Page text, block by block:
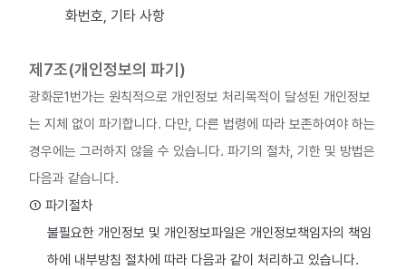
화번호, 기타 사항
제7조(개인정보의 파기)
광화문1번가는 원칙적으로 개인정보 처리목적이 달성된 개인정보
는 지체 없이 파기합니다. 다만, 다른 법령에 따라 보존하여야 하는
경우에는 그러하지 않을 수 있습니다. 파기의 절차, 기한 및 방법은
다음과 같습니다.
① 파기절차
불필요한 개인정보 및 개인정보파일은 개인정보책임자의 책임
하에 내부방침 절차에 따라 다음과 같이 처리하고 있습니다.